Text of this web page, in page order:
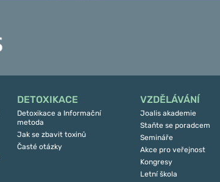
DETOXIKACE
Detoxikace a Informační
metoda
Jak se zbavit toxinů
Časté otázky
VZDĚLÁVÁNÍ
Joalis akademie
Staňte se poradcem
Semináře
Akce pro veřejnost
Kongresy
Letní škola